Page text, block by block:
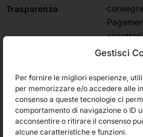
Gestisci
Per fornire le migliori esperienze,
per memorizzare e/o accedere alle
consenso a queste tecnologie ci
comportamento di navigazione o ID
acconsentire o ritirare il consenso
alcune caratteristiche e funzioni.
Trasparenza
accettati
Resi e
Iscriviti alla newsletter e
Rimani aggiornato su novità,
primo ordine ti aspetta con uno